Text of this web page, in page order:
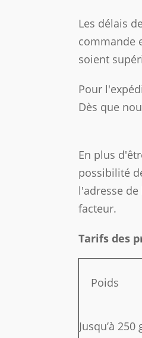
Les délais
commande
soient
Pour
Dès que
En plus
possibilité
l'adresse
facteur.
Tarifs des
Poids
Jusqu’à 250